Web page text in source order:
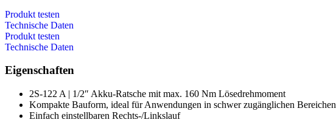
Produkt testen
Technische Daten
Produkt testen
Technische Daten
Eigenschaften
2S-122 A | 1/2″ Akku-Ratsche mit max. 160 Nm Lösedrehmoment
Kompakte Bauform, ideal für Anwendungen in schwer zugänglichen Bereichen
Einfach einstellbaren Rechts-/Linkslauf